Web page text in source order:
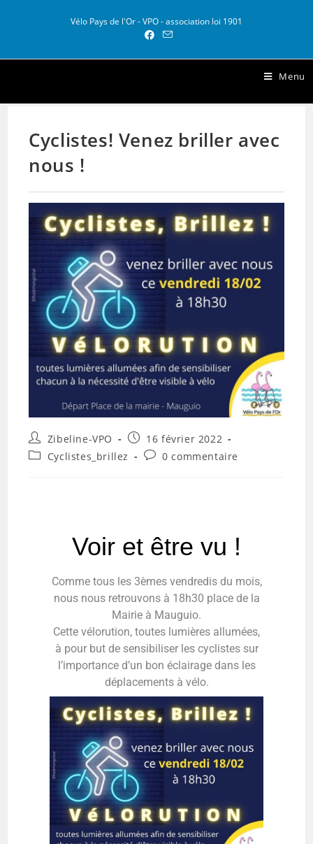
Vélo Pays de l'Or - VPO - association loi 1901
Menu
Cyclistes! Venez briller avec
nous !
Zibeline-VPO
16 février 2022
Cyclistes_brillez
0 commentaire
Voir et être vu !
Comme tous les 3èmes vendredis du mois,
nous nous retrouvons à 18h30 place de la
Mairie à Mauguio.
Cette vélorution, toutes lumières allumées,
à pour but de sensibiliser les cyclistes sur
l’importance d’un bon éclairage dans les
déplacements à vélo.